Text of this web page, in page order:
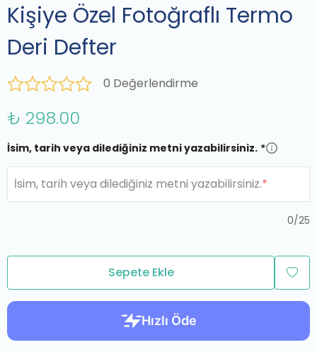
Kişiye Özel Fotoğraflı Termo
Deri Defter
0 Değerlendirme
₺ 298.00
İsim, tarih veya dilediğiniz metni yazabilirsiniz. *
İsim, tarih veya dilediğiniz metni yazabilirsiniz.*
0/25
Sepete Ekle